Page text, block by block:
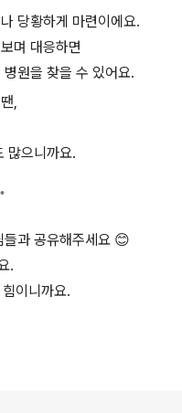
당황하게 마련이에요.
며 대응하면
원을 찾을 수 있어요.
,
많으니까요.
들과 공유해주세요 😊
.
이니까요.